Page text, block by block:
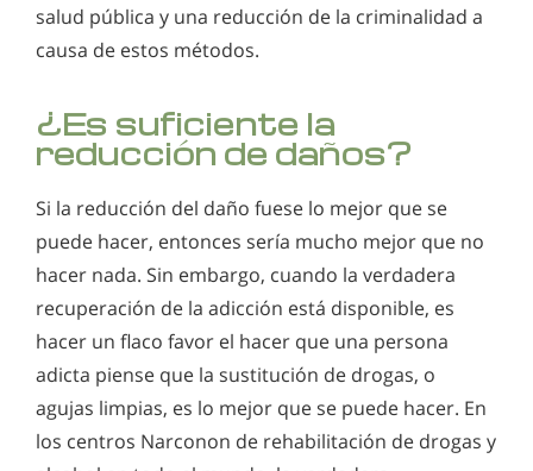
salud pública y una reducción de la criminalidad a
causa de estos métodos.
¿Es suficiente la
reducción de daños?
Si la reducción del daño fuese lo mejor que se
puede hacer, entonces sería mucho mejor que no
hacer nada. Sin embargo, cuando la verdadera
recuperación de la adicción está disponible, es
hacer un flaco favor el hacer que una persona
adicta piense que la sustitución de drogas, o
agujas limpias, es lo mejor que se puede hacer. En
los centros Narconon de rehabilitación de drogas y